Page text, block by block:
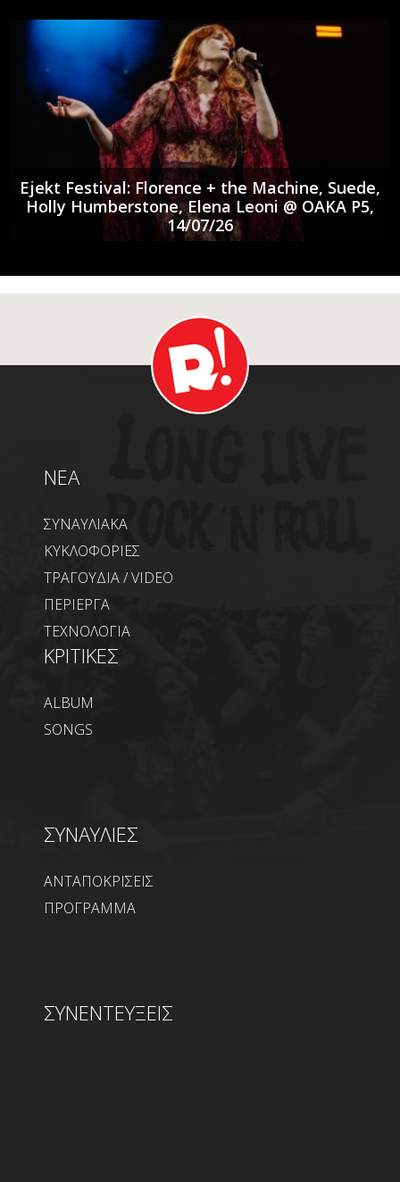
Ejekt Festival: Florence + the Machine, Suede,
Holly Humberstone, Elena Leoni @ ΟΑΚΑ P5,
14/07/26
NEA
ΣΥΝΑΥΛΙΑΚΑ
ΚΥΚΛΟΦΟΡΙΕΣ
ΤΡΑΓΟΥΔΙΑ / VIDEO
ΠΕΡΙΕΡΓΑ
ΤΕΧΝΟΛΟΓΙΑ
ΚΡΙΤΙΚΕΣ
ALBUM
SONGS
ΣΥΝΑΥΛΙΕΣ
ΑΝΤΑΠΟΚΡΙΣΕΙΣ
ΠΡΟΓΡΑΜΜΑ
ΣΥΝΕΝΤΕΥΞΕΙΣ